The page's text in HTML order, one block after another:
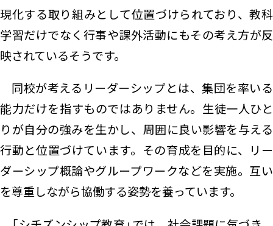
現化する取り組みとして位置づけられており、教科
学習だけでなく行事や課外活動にもその考え方が反
映されているそうです。
同校が考えるリーダーシップとは、集団を率いる
能力だけを指すものではありません。生徒一人ひと
りが自分の強みを生かし、周囲に良い影響を与える
行動と位置づけています。その育成を目的に、リー
ダーシップ概論やグループワークなどを実施。互い
を尊重しながら協働する姿勢を養っています。